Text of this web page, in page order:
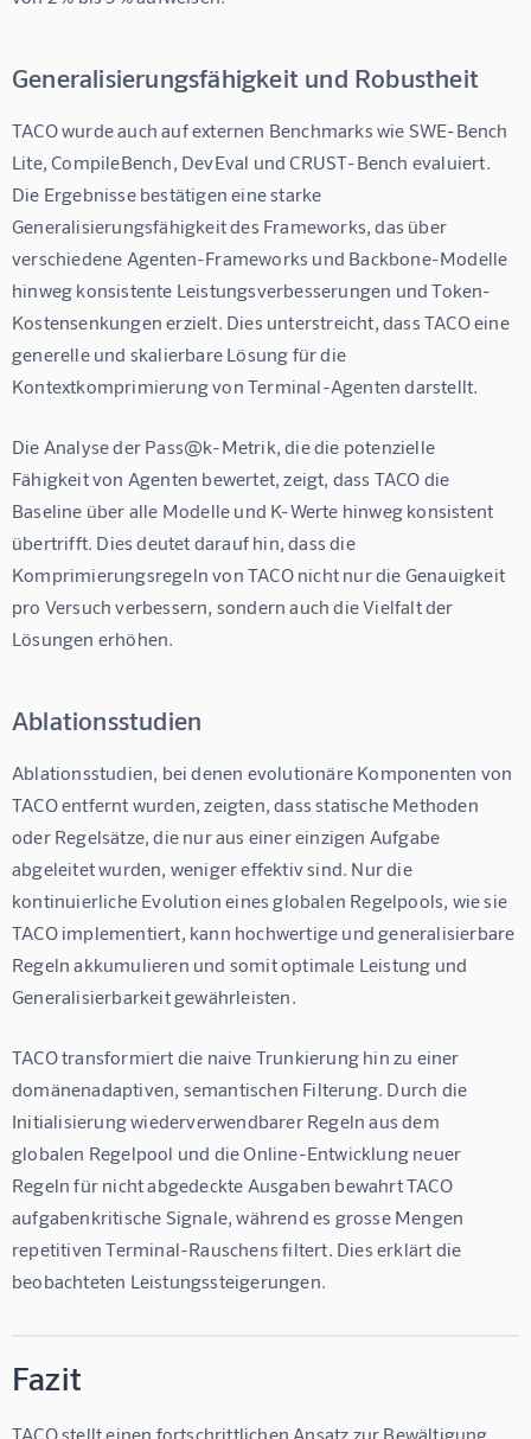
Generalisierungsfähigkeit und Robustheit
TACO wurde auch auf externen Benchmarks wie SWE-Bench
Lite, CompileBench, DevEval und CRUST-Bench evaluiert.
Die Ergebnisse bestätigen eine starke
Generalisierungsfähigkeit des Frameworks, das über
verschiedene Agenten-Frameworks und Backbone-Modelle
hinweg konsistente Leistungsverbesserungen und Token-
Kostensenkungen erzielt. Dies unterstreicht, dass TACO eine
generelle und skalierbare Lösung für die
Kontextkomprimierung von Terminal-Agenten darstellt.
Die Analyse der Pass@k-Metrik, die die potenzielle
Fähigkeit von Agenten bewertet, zeigt, dass TACO die
Baseline über alle Modelle und K-Werte hinweg konsistent
übertrifft. Dies deutet darauf hin, dass die
Komprimierungsregeln von TACO nicht nur die Genauigkeit
pro Versuch verbessern, sondern auch die Vielfalt der
Lösungen erhöhen.
Ablationsstudien
Ablationsstudien, bei denen evolutionäre Komponenten von
TACO entfernt wurden, zeigten, dass statische Methoden
oder Regelsätze, die nur aus einer einzigen Aufgabe
abgeleitet wurden, weniger effektiv sind. Nur die
kontinuierliche Evolution eines globalen Regelpools, wie sie
TACO implementiert, kann hochwertige und generalisierbare
Regeln akkumulieren und somit optimale Leistung und
Generalisierbarkeit gewährleisten.
TACO transformiert die naive Trunkierung hin zu einer
domänenadaptiven, semantischen Filterung. Durch die
Initialisierung wiederverwendbarer Regeln aus dem
globalen Regelpool und die Online-Entwicklung neuer
Regeln für nicht abgedeckte Ausgaben bewahrt TACO
aufgabenkritische Signale, während es grosse Mengen
repetitiven Terminal-Rauschens filtert. Dies erklärt die
beobachteten Leistungssteigerungen.
Fazit
TACO stellt einen fortschrittlichen Ansatz zur Bewältigung